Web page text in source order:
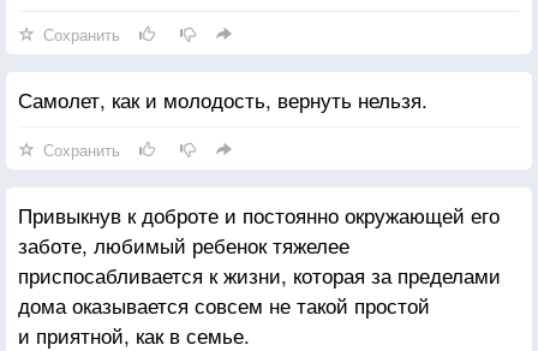
Сохранить
Самолет, как и молодость, вернуть нельзя.
Сохранить
Привыкнув к доброте и постоянно окружающей его
заботе, любимый ребенок тяжелее
приспосабливается к жизни, которая за пределами
дома оказывается совсем не такой простой
и приятной, как в семье.